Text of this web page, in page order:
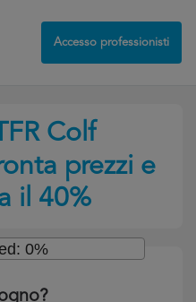
Accesso professionisti
Colf
prezzi e
il 40%
0%